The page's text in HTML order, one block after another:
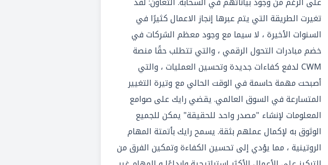
تغيرت الطريقة التي يتم عبرها إنجاز الاعمال كثيرًا في
السنوات الأخيرة ، لا سيما مع وجود معظم الشركات في
خضم مبادرات التحول الرقمي ، والتي تتطلب حقًا منصة
CWM لدفع كفاءات جديدة وتحسين العمليات ، والتي
أصبحت مهمة حاسمة في الوقت الحالي مع وتيرة التغيير
المتسارعة في السوق العالمي. يقضي رايك على صوامع
المعلومات لإنشاء "مصدر واحد للحقيقة" يمكن للجميع
الوثوق به لإكمال عملهم بثقة. يسمح رايك بأتمتة المهام
الروتينية ، مما يؤدي إلى تحسين الكفاءة وتمكين الفرق من